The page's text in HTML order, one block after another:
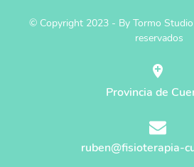
© Copyright 2023 - By Tormo
reservados
Provincia de
ruben@fisioterapia-